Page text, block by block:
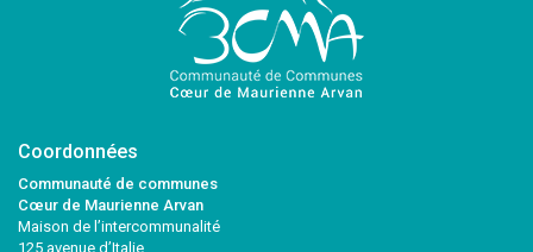
Coordonnées
Communauté de communes
Cœur de Maurienne Arvan
Maison de l’intercommunalité
125 avenue d’Italie